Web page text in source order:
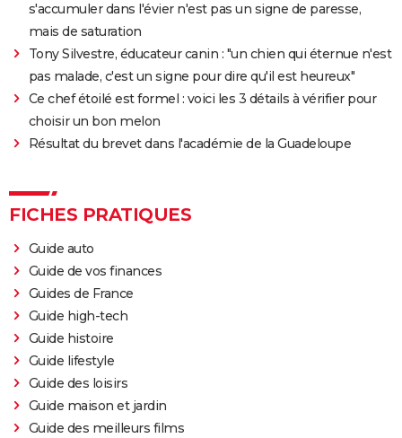
s'accumuler dans l'évier n'est pas un signe de paresse,
mais de saturation
Tony Silvestre, éducateur canin : "un chien qui éternue n'est
pas malade, c'est un signe pour dire qu'il est heureux"
Ce chef étoilé est formel : voici les 3 détails à vérifier pour
choisir un bon melon
Résultat du brevet dans l'académie de la Guadeloupe
FICHES PRATIQUES
Guide auto
Guide de vos finances
Guides de France
Guide high-tech
Guide histoire
Guide lifestyle
Guide des loisirs
Guide maison et jardin
Guide des meilleurs films